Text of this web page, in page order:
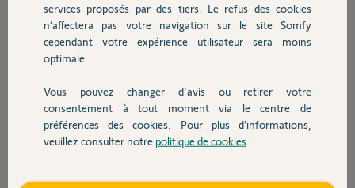
Autres produits
Devis avec un pro
Contact
Gérard L.
il y a plus de 3 ans
Participer au fil de discussion
services proposés par des tiers. Le refus des cookies
n’affectera pas votre navigation sur le site Somfy
cependant votre expérience utilisateur sera moins
optimale.
Vous pouvez changer d'avis ou retirer votre
consentement à tout moment via le centre de
préférences des cookies. Pour plus d’informations,
veuillez consulter notre politique de cookies